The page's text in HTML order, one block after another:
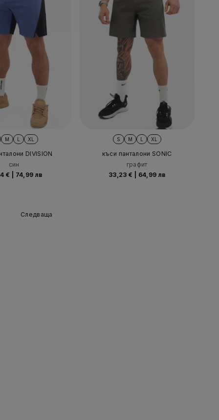
M L XL
DIVISION
син
€
74,99 лв
S M L XL
къси панталони SONIC
графит
33,23 €
64,99 лв
Следваща